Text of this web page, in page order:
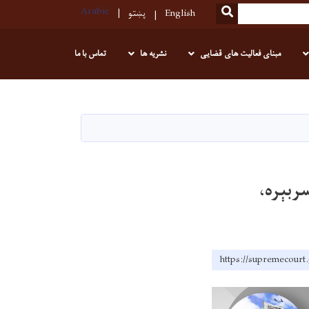
SEARCH
English پښتو Arabic
مبنای فعالیت های قضایی نشریه ها تماس با ما
سربېره،
https://